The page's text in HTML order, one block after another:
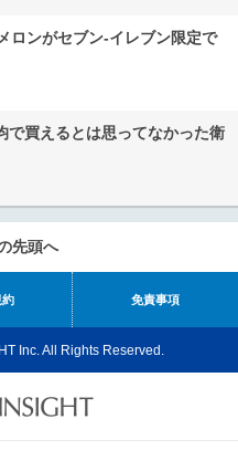
ンがセブン‐イレブン限定で
買えるとは思ってなかった衛
先頭へ
約 免責事項
Inc. All Rights Reserved.